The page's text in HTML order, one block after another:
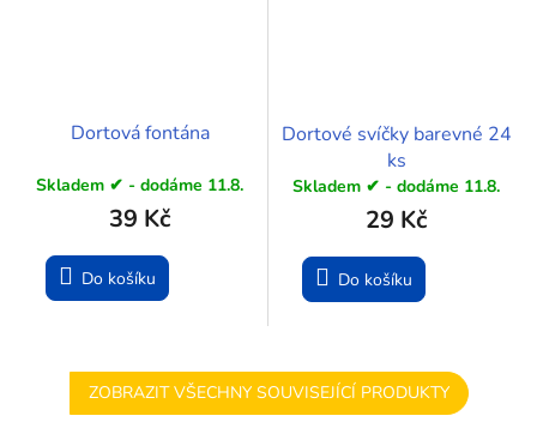
Dortová fontána
Skladem ✔ - dodáme 11.8.
39 Kč
Do košíku
Dortové svíčky barevné 24
ks
Skladem ✔ - dodáme 11.8.
29 Kč
Do košíku
ZOBRAZIT VŠECHNY SOUVISEJÍCÍ PRODUKTY